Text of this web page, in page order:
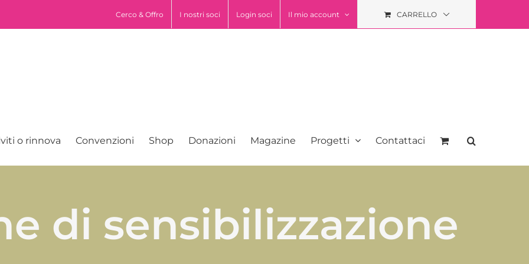
Cerco & Offro I nostri soci Login soci Il mio account CARRELLO
o rinnova Convenzioni Shop Donazioni Magazine Progetti Contattaci
di sensibilizzazione